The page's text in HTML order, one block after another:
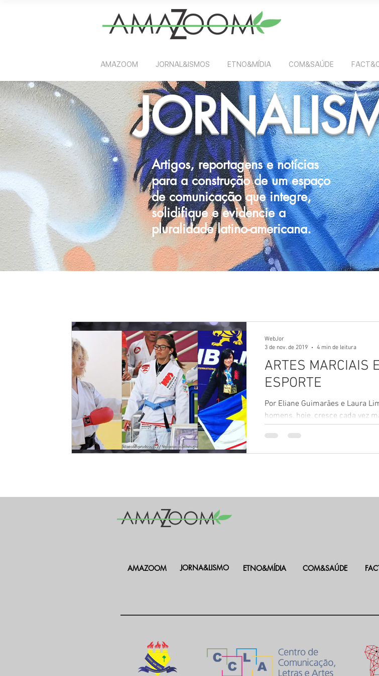
AMAZOOM JORNAL&ISMOS ETNO&MÍDIA COM&SAÚDE
Artigos, reportagens e notícias
para a construção de um espaço
de comunicação que integre,
solidifique e evidencie a
pluralidade latino-americana.
ARTES MARCIAIS
ESPORTE
Por Eliane Guimarães e Laura
homens, hoje, cresce cada vez
WebJor
3 de nov. de 2019
4 min de leitura
AMAZOOM JORNA&LISMO ETNO&MÍDIA COM&SAÚDE